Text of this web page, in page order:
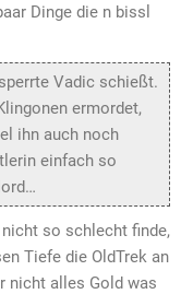
Dinge die n bissl
Vadic schießt.
ermordet,
ihn auch noch
einfach so
so schlecht finde,
Tiefe die OldTrek an
nicht alles Gold was